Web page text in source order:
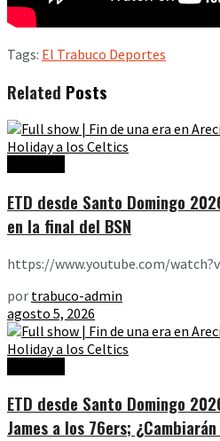
Tags: El Trabuco Deportes
Related Posts
ETD desde Santo Domingo
en la final del BSN
https://www.youtube.com/
por trabuco-admin
agosto 5, 2026
ETD desde Santo Domingo
James a los 76ers;